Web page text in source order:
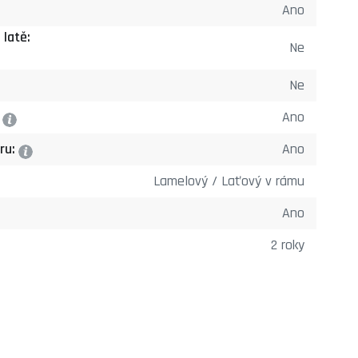
Ano
latě:
Ne
Ne
?
Ano
?
Ano
Lamelový / Laťový v rámu
Ano
2 roky